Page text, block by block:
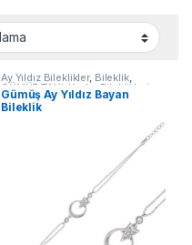
Ay Yıldız Bileklikler, Bileklik,
GÜMÜŞ TAKI,Kadın Bileklikleri
Taşlı Bileklikler
Gümüş Ay Yıldız Bayan
Bileklik